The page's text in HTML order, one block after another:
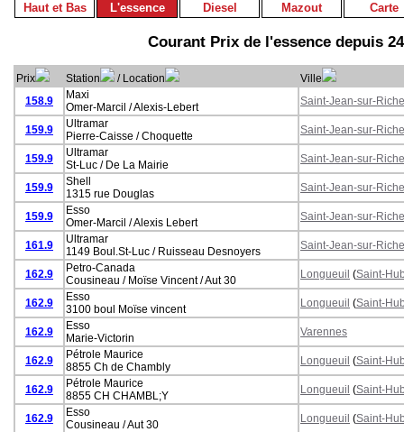
Haut et Bas L'essence Diesel Mazout Carte
Courant Prix de l'essence depuis
Prix Station / Location
Ville
158.9
Maxi
Omer-Marcil / Alexis-Lebert
Saint-Jean-sur-
159.9
Ultramar
Pierre-Caisse / Choquette
Saint-Jean-sur-
159.9
Ultramar
St-Luc / De La Mairie
Saint-Jean-sur-
159.9
Shell
1315 rue Douglas
Saint-Jean-sur-
159.9
Esso
Omer-Marcil / Alexis Lebert
Saint-Jean-sur-
161.9
Ultramar
1149 Boul.St-Luc / Ruisseau Desnoyers
Saint-Jean-sur-
162.9
Petro-Canada
Cousineau / Moïse Vincent / Aut 30
Longueuil (Saint-
162.9
Esso
3100 boul Moïse vincent
Longueuil (Saint-
162.9
Esso
Marie-Victorin
Varennes
162.9
Pétrole Maurice
8855 Ch de Chambly
Longueuil (Saint-
162.9
Pétrole Maurice
8855 CH CHAMBL;Y
Longueuil (Saint-
162.9
Esso
Cousineau / Aut 30
Longueuil (Saint-